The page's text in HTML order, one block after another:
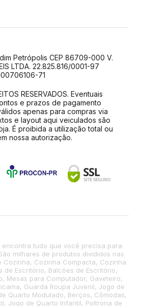
Petrópolis CEP 86709-000 V.
LTDA. 22.825.816/0001-97
71
RESERVADOS. Eventuais
e prazos de pagamento
apenas para compras via
e layout aqui veiculados são
É proibida a utilização total ou
nossa autorização.
encontra tudo que você precisa para
milhares de produtos divididos nas
Cozinha, Cozinha Compacta, Cozinha
de Escritório, Balcões de Escritório,
Mesas para Computador, Gaveteiro,
Guarda Roupa Juvenil, Jogo de
Quarto Modulado, Berços, Cômodas,
Jogo de Quarto Infantil, Poltrona de